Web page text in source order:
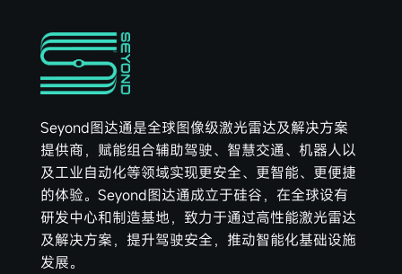
Seyond图达通是全球图像级激光雷达及解决方案
提供商，赋能组合辅助驾驶、智慧交通、机器人以
及工业自动化等领域实现更安全、更智能、更便捷
的体验。Seyond图达通成立于硅谷，在全球设有
研发中心和制造基地，致力于通过高性能激光雷达
及解决方案，提升驾驶安全，推动智能化基础设施
发展。